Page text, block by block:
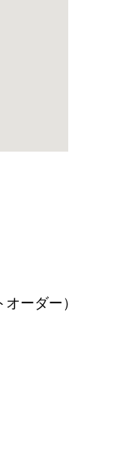
ーダー）